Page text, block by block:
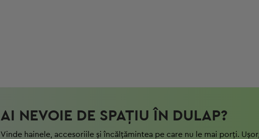
AI NEVOIE DE SPAȚIU ÎN DULAP?
Vinde hainele, accesoriile și încălțămintea pe care nu le mai porți. Ușor,